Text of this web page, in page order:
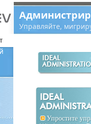
Управляйте,
IDEAL
IDEAL
Упростите